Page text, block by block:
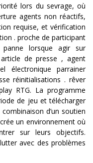
lors du sevrage, où
agents non réactifs,
requise, et vérification
. proche de participant
lorsque agir sur
de presse , agent
électronique parrainer
réinitialisations . rêver
RTG. La programme
de jeu et télécharger
d’un soutien
un environnement où
sur leurs objectifs.
avec des problèmes